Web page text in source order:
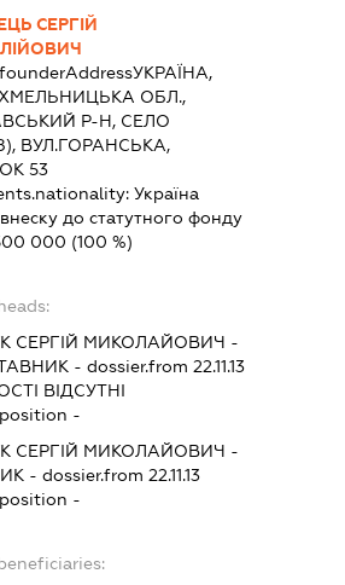
СЕРГІЙ
УКРАЇНА,
ХМЕЛЬНИЦЬКА ОБЛ.,
Р-Н, СЕЛО
ВУЛ.ГОРАНСЬКА,
53
Україна
до статутного фонду
000 (100 %)
СЕРГІЙ МИКОЛАЙОВИЧ -
- dossier.from 22.11.13
ВІДСУТНІ
-
СЕРГІЙ МИКОЛАЙОВИЧ -
- dossier.from 22.11.13
-